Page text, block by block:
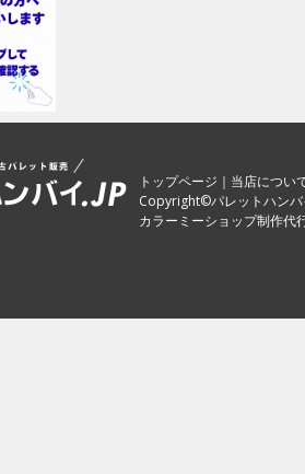
トップページ ｜ 当店につい
Copyright©パレットハン
カラーミーショップ制作代